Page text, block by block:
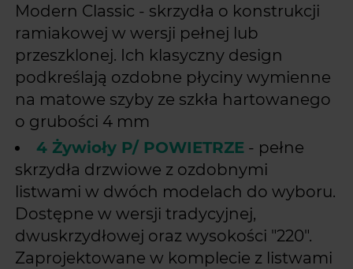
Modern Classic - skrzydła o konstrukcji
ramiakowej w wersji pełnej lub
przeszklonej. Ich klasyczny design
podkreślają ozdobne płyciny wymienne
na matowe szyby ze szkła hartowanego
o grubości 4 mm
4 Żywioły P/ POWIETRZE - pełne
skrzydła drzwiowe z ozdobnymi
listwami w dwóch modelach do wyboru.
Dostępne w wersji tradycyjnej,
dwuskrzydłowej oraz wysokości "220".
Zaprojektowane w komplecie z listwami